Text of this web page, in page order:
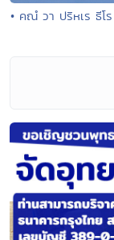
• คณํ วา ปริหเร ธีโ